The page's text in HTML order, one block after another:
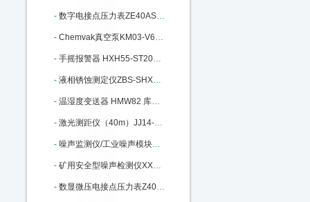
- 数字电接点压力表ZE40AS-100K库号：M358090
- Chemvak真空泵KM03-V600库号：M364317
- 手摇报警器 HXH55-ST200库号：M398695
- 液相锈蚀测定仪ZBS-SHXS-3库号：M400669
- 温湿度变送器 HMW82 库号：M403629
- 激光测距仪（40m）JJ14-HP-5040库号：M404255
- 噪声监测仪/工业噪声模块BR-ZS2：M405669
- 矿用安全型噪声检测仪XX15-YSD130：M340378
- 数显微压电接点压力表Z40AS-600P-E/C